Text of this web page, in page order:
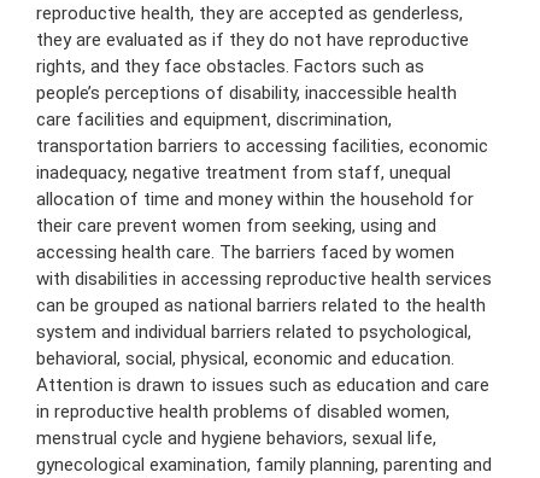
reproductive health, they are accepted as genderless,
they are evaluated as if they do not have reproductive
rights, and they face obstacles. Factors such as
people’s perceptions of disability, inaccessible health
care facilities and equipment, discrimination,
transportation barriers to accessing facilities, economic
inadequacy, negative treatment from staff, unequal
allocation of time and money within the household for
their care prevent women from seeking, using and
accessing health care. The barriers faced by women
with disabilities in accessing reproductive health services
can be grouped as national barriers related to the health
system and individual barriers related to psychological,
behavioral, social, physical, economic and education.
Attention is drawn to issues such as education and care
in reproductive health problems of disabled women,
menstrual cycle and hygiene behaviors, sexual life,
gynecological examination, family planning, parenting and